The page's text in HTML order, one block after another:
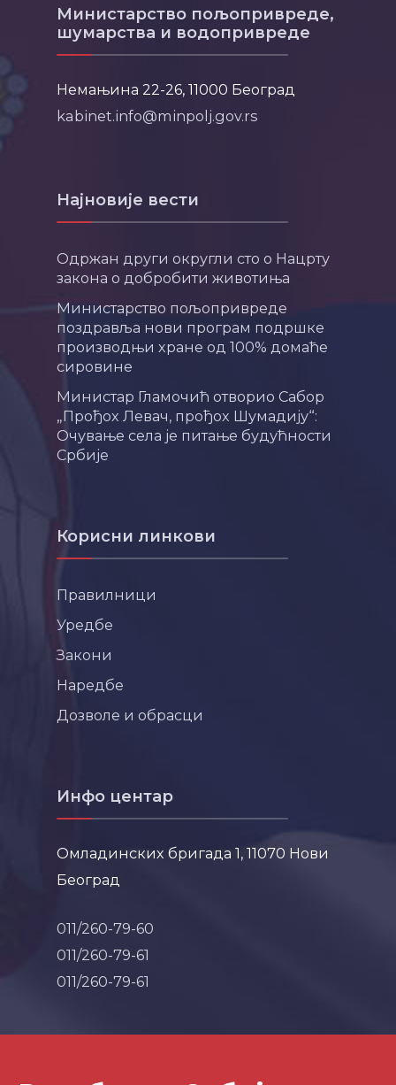
Министарство пољопривреде,
шумарства и водопривреде
Немањина 22-26, 11000 Београд
kabinet.info@minpolj.gov.rs
Најновије вести
Одржан други округли сто о Нацрту
закона о добробити животиња
Министарство пољопривреде
поздравља нови програм подршке
производњи хране од 100% домаће
сировине
Министар Гламочић отворио Сабор
„Прођох Левач, прођох Шумадију“:
Очување села је питање будућности
Србије
Корисни линкови
Правилници
Уредбе
Закони
Наредбе
Дозволе и обрасци
Инфо центар
Омладинских бригада 1, 11070 Нови
Београд
011/260-79-60
011/260-79-61
011/260-79-61